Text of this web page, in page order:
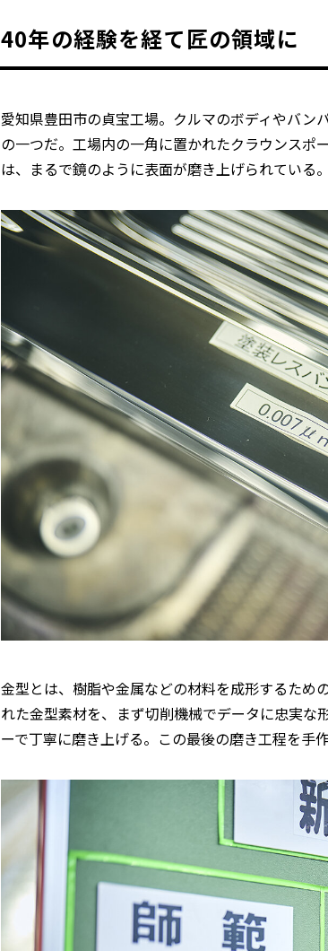
40年の経験を経て匠の領域に
愛知県豊田市の貞宝工場。クルマのボディやバ
の一つだ。工場内の一角に置かれたクラウンスポ
は、まるで鏡のように表面が磨き上げられている。
金型とは、樹脂や金属などの材料を成形するため
れた金型素材を、まず切削機械でデータに忠実
ーで丁寧に磨き上げる。この最後の磨き工程を手